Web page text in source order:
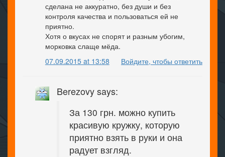
сделана не аккуратно, без души и без
контроля качества и пользоваться ей не
приятно.
Хотя о вкусах не спорят и разным убогим,
морковка слаще мёда.
07.09.2015 at 13:58
Войдите, чтобы ответить
Berezovy says:
За 130 грн. можно купить
красивую кружку, которую
приятно взять в руки и она
радует взгляд.